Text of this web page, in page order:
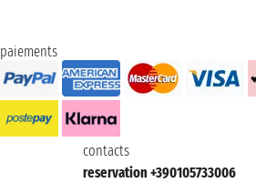
paiements
contacts
reservation +390105733006